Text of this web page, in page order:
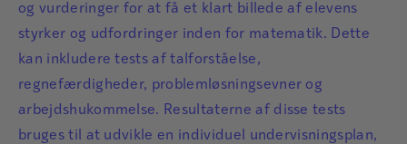
og vurderinger for at få et klart billede af elevens
styrker og udfordringer inden for matematik. Dette
kan inkludere tests af talforståelse,
regnefærdigheder, problemløsningsevner og
arbejdshukommelse. Resultaterne af disse tests
bruges til at udvikle en individuel undervisningsplan,